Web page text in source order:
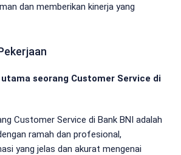
dan memberikan kinerja yang
seorang Customer Service di
Customer Service di Bank BNI adalah
ramah dan profesional,
yang jelas dan akurat mengenai